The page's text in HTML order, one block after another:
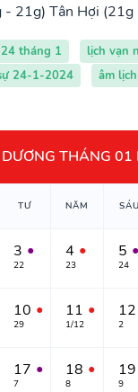
- 21g) Tân Hợi
tháng 1
lịch vạn
24-1-2024
âm
THÁNG
TƯ NĂM SÁU
3 ●
22
4 ●
23
5 ●
24
10 ●
29
11 ●
1/12
12
2
17 ●
7
18 ●
8
19
9